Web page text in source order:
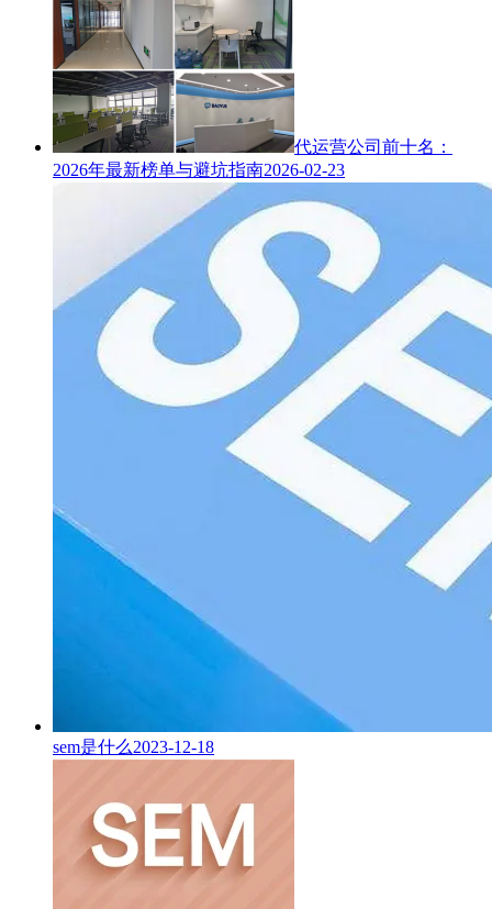
代运营公司前十名：
2026年最新榜单与避坑指南2026-02-23
sem是什么2023-12-18